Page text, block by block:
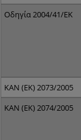
Οδηγία 2004/41/ΕΚ
ΚΑΝ (ΕΚ) 2073/2005
ΚΑΝ (ΕΚ) 2074/2005